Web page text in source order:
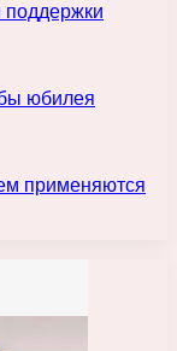
юбилея
применяются